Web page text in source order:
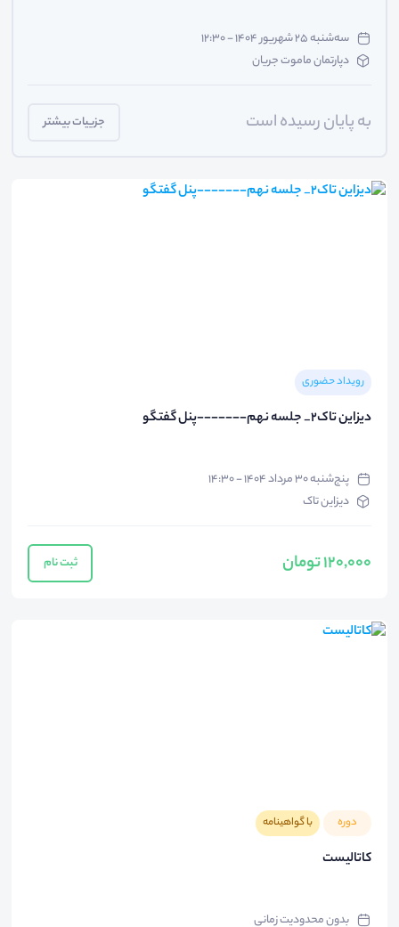
سه‌شنبه ۲۵ شهریور ۱۴۰۴ - ۱۲:۳۰
دپارتمان ماموت جریان
به پایان رسیده است جزییات بیشتر
رویداد حضوری
دیزاین تاک۲_ جلسه نهم-------پنل گفتگو
پنج‌شنبه ۳۰ مرداد ۱۴۰۴ - ۱۴:۳۰
دیزاین تاک
120,000 تومان ثبت نام
دوره با گواهینامه
کاتالیست
بدون محدودیت زمانی